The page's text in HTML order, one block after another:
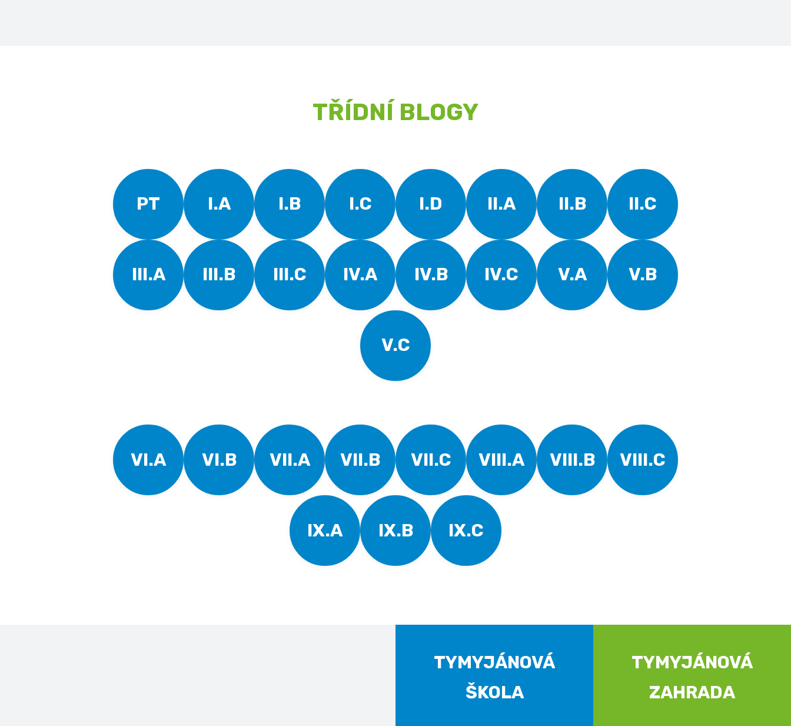
TŘÍDNÍ BLOGY
PT I.A I.B I.C I.D II.A II.B II.C
III.A III.B III.C IV.A IV.B IV.C V.A V.B
V.C
VI.A VI.B VII.A VII.B VII.C VIII.A VIII.B VIII.C
IX.A IX.B IX.C
TYMYJÁNOVÁ
ŠKOLA
TYMYJÁNOVÁ
ZAHRADA